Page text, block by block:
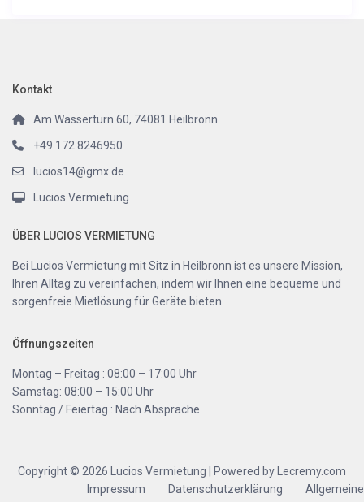
Kontakt
Am Wasserturn 60, 74081 Heilbronn
+49 172 8246950
lucios14@gmx.de
Lucios Vermietung
ÜBER LUCIOS VERMIETUNG
Bei Lucios Vermietung mit Sitz in Heilbronn ist es unsere Mission,
Ihren Alltag zu vereinfachen, indem wir Ihnen eine bequeme und
sorgenfreie Mietlösung für Geräte bieten.
Öffnungszeiten
Montag – Freitag : 08:00 – 17:00 Uhr
Samstag: 08:00 – 15:00 Uhr
Sonntag / Feiertag : Nach Absprache
Copyright © 2026 Lucios Vermietung | Powered by Lecremy.com
Impressum
Datenschutzerklärung
Allgemeine